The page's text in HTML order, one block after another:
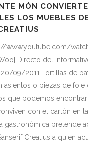
MÓN
LOS MUEBLES
www.youtube.com/
Directo del
20/09/2011 Tortillas de
asientos o piezas de foie
que podemos encontrar
con el cartón en la
gastronómica pretende
Creatius a quien